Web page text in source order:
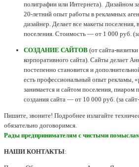
полиграфии или Интернета). Дизайном
20-летний опыт работы в рекламных
дизайнер. Делает все макеты поселения,
поселения. Стоимость — от 1 000 руб.
СОЗДАНИЕ САЙТОВ (от сайта-
корпоративного сайта). Сайты делает
постепенно становится и
есть профессиональный опыт рекламы,
занимается и сайтом поселения, пиаром
создания сайта — от 10 000 руб. (за
Пишите, звоните! Подробнее излагайте
обязательно договоримся.
Рады предпринимателям с чистыми
НАШИ КОНТАКТЫ: